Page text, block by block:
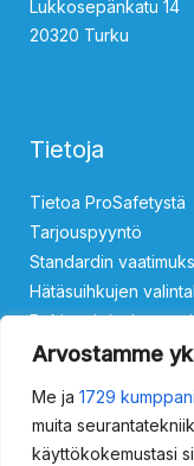
Arvostamme
Me ja 1729
muita
käyttökokemustasi
Lukkosepänkatu 14
20320 Turku
Tietoja
Tietoa ProSafetystä
Tarjouspyyntö
Standardin
Hätäsuihkujen
Rekisteri- ja
Ota yhteyttä
Silmäsuihkut
ProSafety 15011000